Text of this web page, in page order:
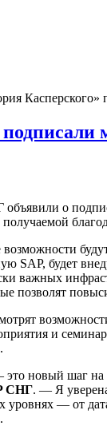
о
возможности
SAP, будет
важных
позволят
и
это новый шаг
СНГ. — Я
— от